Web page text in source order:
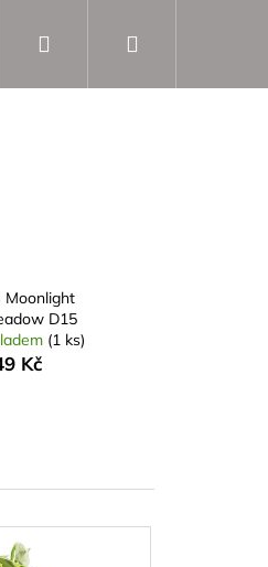
Přihlášení
Moonlight
D15
(1 ks)
Kč